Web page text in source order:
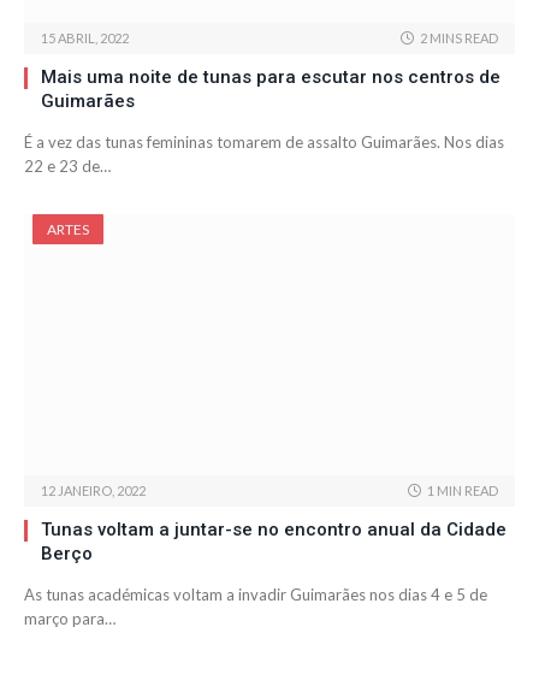
15 ABRIL, 2022 2 MINS READ
Mais uma noite de tunas para escutar nos centros de
Guimarães
É a vez das tunas femininas tomarem de assalto Guimarães. Nos dias
22 e 23 de…
ARTES
12 JANEIRO, 2022 1 MIN READ
Tunas voltam a juntar-se no encontro anual da Cidade
Berço
As tunas académicas voltam a invadir Guimarães nos dias 4 e 5 de
março para…